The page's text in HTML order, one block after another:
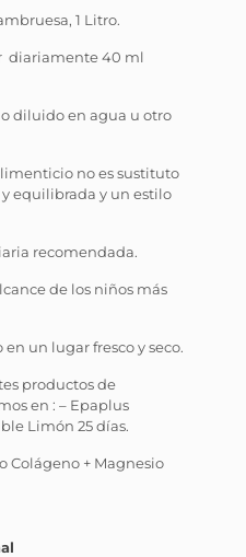
1 Litro.
diariamente 40 ml
diluido en agua u otro
no es sustituto
equilibrada y un estilo
recomendada.
de los niños más
un lugar fresco y seco.
productos de
en : – Epaplus
Limón 25 días.
Colágeno + Magnesio